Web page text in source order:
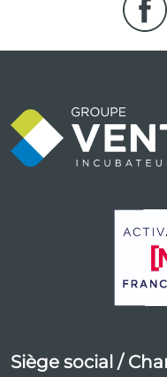
Siège social /